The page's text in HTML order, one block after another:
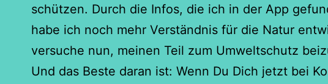
schützen. Durch die Infos, die ich in der App
habe ich noch mehr Verständnis für die Natur
versuche nun, meinen Teil zum Umweltschutz
Und das Beste daran ist: Wenn Du Dich jetzt bei